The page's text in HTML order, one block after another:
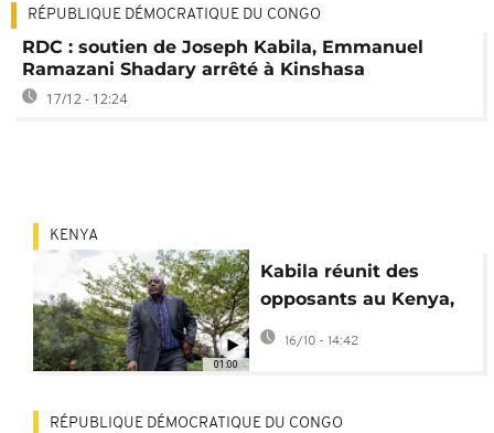
RÉPUBLIQUE DÉMOCRATIQUE DU CONGO
RDC : soutien de Joseph Kabila, Emmanuel
Ramazani Shadary arrêté à Kinshasa
17/12 - 12:24
01:00
KENYA
Kabila réunit des
opposants au Kenya,
Kinshasa crie à la
déstabilisation
16/10 - 14:42
RÉPUBLIQUE DÉMOCRATIQUE DU CONGO